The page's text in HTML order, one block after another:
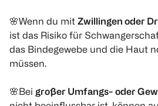
🌸Wenn du mit Zwillingen oder
ist das Risiko für
das Bindegewebe und die Haut
müssen.
🌸Bei großer Umfangs- oder